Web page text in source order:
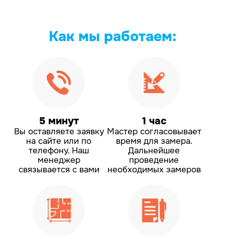
Как мы работаем:
5 минут
Вы оставляете заявку
на сайте или по
телефону. Наш
менеджер
связывается с вами
1 час
Мастер согласовывает
время для замера.
Дальнейшее
проведение
необходимых замеров